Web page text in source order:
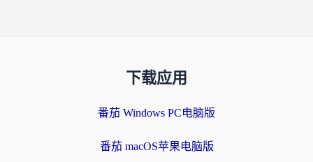
下载应用
番茄 Windows PC电脑版
番茄 macOS苹果电脑版